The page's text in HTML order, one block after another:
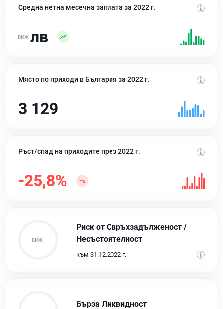
Средна нетна месечна заплата за 2022 г.
лв
Място по приходи в България за 2022 г.
3 129
Ръст/спад на приходите през 2022 г.
-25,8%
Риск от Свръхзадълженост /
Несъстоятелност
към 31.12.2022 г.
Бърза Ликвидност